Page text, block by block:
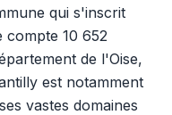
qui s'inscrit
compte 10 652
de l'Oise,
est notamment
vastes domaines